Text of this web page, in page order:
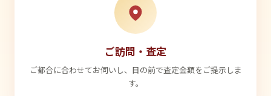
ご訪問・査定
ご都合に合わせてお伺いし、目の前で査定金額をご提示しま
す。